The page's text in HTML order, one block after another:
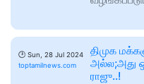
🕑 Sun, 28 Jul 2024
toptamilnews.com
திமுக
அல்ல;அது
ராஜு..!